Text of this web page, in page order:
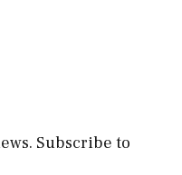
Subscribe to